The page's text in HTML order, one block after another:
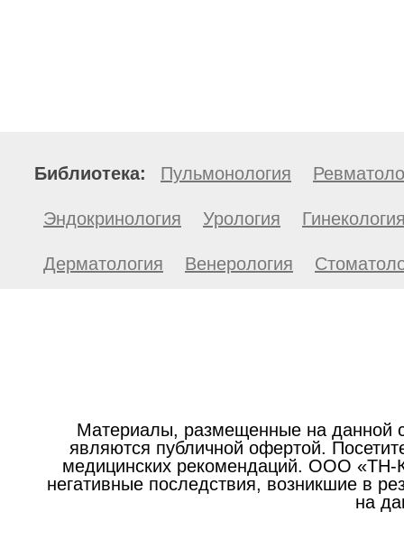
Библиотека: Пульмонология
Эндокринология Урология
Дерматология Венерология
Материалы, размещенные на данной
являются публичной офертой.
медицинских рекомендаций. ООО «ТН-
негативные последствия, возникшие в
на